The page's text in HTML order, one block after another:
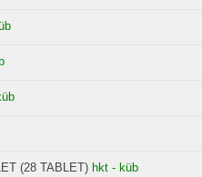
(28 TABLET) hkt - küb